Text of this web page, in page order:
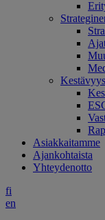
Asiakkaitamme
Ajankohtaista
Yhteydenotto
fi
en